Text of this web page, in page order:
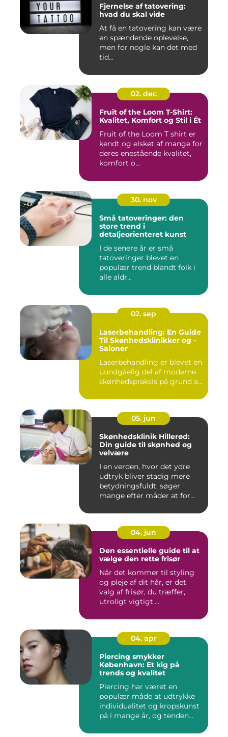
Fjernelse af tatovering:
hvad du skal vide
At få en tatovering kan være
en spændende oplevelse,
men for nogle kan det med
tid...
02. dec
Fruit of the Loom T-Shirt:
Kvalitet, Komfort og Stil i Ét
Fruit of the Loom T shirt er
kendt og elsket af mange for
deres enestående kvalitet,
komfort o...
30. nov
Små tatoveringer: den
store trend i
detaljeorienteret kunst
I de senere år er små
tatoveringer blevet en
populær trend blandt folk i
alle aldr...
02. sep
Laserbehandling: En Guide
Til Skønhedsklinikker og -
Saloner
Laserbehandling er blevet en
uundgåelig del af moderne
skønhedspraksis på grund a...
05. jun
Skønhedsklinik Hillerød:
Din guide til skønhed og
velvære
I en verden, hvor det ydre
udtryk bliver stadig mere
betydningsfuldt, søger
mange efter måder at for...
04. jun
Den essentielle guide til at
vælge den rette frisør
Når det kommer til styling
og pleje af dit hår, er det
valg af frisør, du træffer,
utroligt vigtigt....
04. apr
Piercing smykker
København: Et kig på
trends og kvalitet
Piercing har været en
populær måde at udtrykke
individualitet og kropskunst
på i mange år, og tenden...